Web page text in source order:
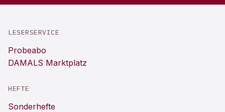
LESERSERVICE
Probeabo
DAMALS Marktplatz
HEFTE
Sonderhefte